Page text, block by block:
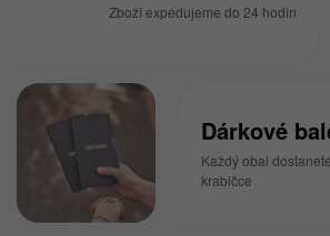
Zboží expedujeme do 24 hodin
Dárkové
Každý obal
krabičce